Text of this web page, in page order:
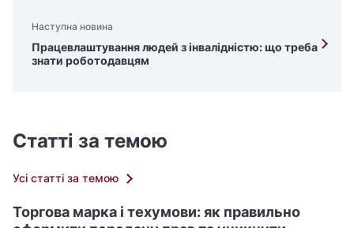
Наступна новина
Працевлаштування людей з інвалідністю: що треба
знати роботодавцям
Статті за темою
Усі статті за темою
Торгова марка і техумови: як правильно